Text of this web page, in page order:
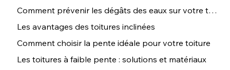
Comment prévenir les dégâts des eaux sur votre toiture
Les avantages des toitures inclinées
Comment choisir la pente idéale pour votre toiture
Les toitures à faible pente : solutions et matériaux